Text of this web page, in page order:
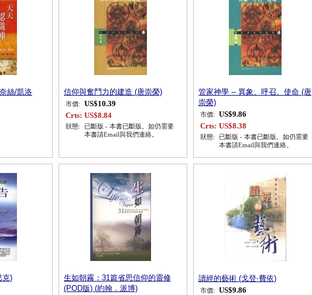
絲/凱洛
信仰與奮鬥力的建造 (唐崇榮)
市價:
US$10.39
Crts: US$8.84
狀態:
已斷版 - 本書已斷版。如仍需要
本書請Email與我們連絡。
管家神學 -- 異象、呼召、使命 (唐
崇榮)
市價:
US$9.86
Crts: US$8.38
狀態:
已斷版 - 本書已斷版。如仍需要
本書請Email與我們連絡。
克)
生如朝霧：31篇省思信仰的靈修
(POD版) (約翰．派博)
讀經的藝術 (戈登‧費依)
市價:
US$9.86